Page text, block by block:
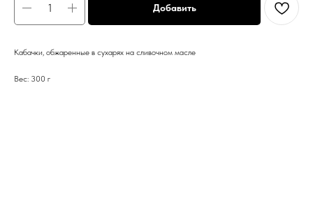
Добавить
Кабачки, обжаренные в сухарях на сливочном масле
Вес: 300 г